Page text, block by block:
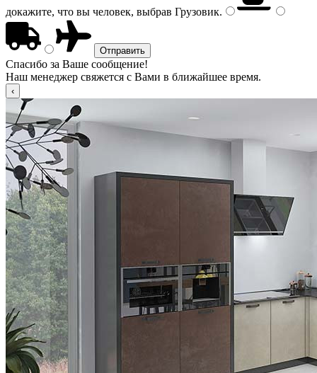
докажите, что вы человек, выбрав Грузовик.
Спасибо за Ваше сообщение!
Наш менеджер свяжется с Вами в ближайшее время.